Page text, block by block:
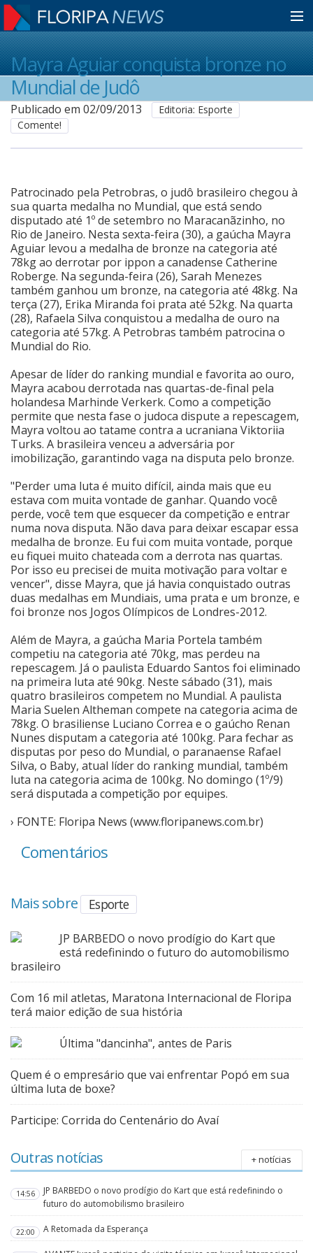
Home
Notícias
Colunistas
Classificados
Guia de Serviços
Anuncie
Cinema
Agenda Cultural
Anuncie
Mayra Aguiar conquista bronze no
Mundial de Judô
Publicado em 02/09/2013
Editoria: Esporte
Comente!
Patrocinado pela Petrobras, o judô brasileiro chegou à
sua quarta medalha no Mundial, que está sendo
disputado até 1º de setembro no Maracanãzinho, no
Rio de Janeiro. Nesta sexta-feira (30), a gaúcha Mayra
Aguiar levou a medalha de bronze na categoria até
78kg ao derrotar por ippon a canadense Catherine
Roberge. Na segunda-feira (26), Sarah Menezes
também ganhou um bronze, na categoria até 48kg. Na
terça (27), Erika Miranda foi prata até 52kg. Na quarta
(28), Rafaela Silva conquistou a medalha de ouro na
categoria até 57kg. A Petrobras também patrocina o
Mundial do Rio.
Apesar de líder do ranking mundial e favorita ao ouro,
Mayra acabou derrotada nas quartas-de-final pela
holandesa Marhinde Verkerk. Como a competição
permite que nesta fase o judoca dispute a repescagem,
Mayra voltou ao tatame contra a ucraniana Viktoriia
Turks. A brasileira venceu a adversária por
imobilização, garantindo vaga na disputa pelo bronze.
"Perder uma luta é muito difícil, ainda mais que eu
estava com muita vontade de ganhar. Quando você
perde, você tem que esquecer da competição e entrar
numa nova disputa. Não dava para deixar escapar essa
medalha de bronze. Eu fui com muita vontade, porque
eu fiquei muito chateada com a derrota nas quartas.
Por isso eu precisei de muita motivação para voltar e
vencer", disse Mayra, que já havia conquistado outras
duas medalhas em Mundiais, uma prata e um bronze, e
foi bronze nos Jogos Olímpicos de Londres-2012.
Além de Mayra, a gaúcha Maria Portela também
competiu na categoria até 70kg, mas perdeu na
repescagem. Já o paulista Eduardo Santos foi eliminado
na primeira luta até 90kg. Neste sábado (31), mais
quatro brasileiros competem no Mundial. A paulista
Maria Suelen Altheman compete na categoria acima de
78kg. O brasiliense Luciano Correa e o gaúcho Renan
Nunes disputam a categoria até 100kg. Para fechar as
disputas por peso do Mundial, o paranaense Rafael
Silva, o Baby, atual líder do ranking mundial, também
luta na categoria acima de 100kg. No domingo (1º/9)
será disputada a competição por equipes.
› FONTE: Floripa News (www.floripanews.com.br)
Comentários
Mais sobre Esporte
JP BARBEDO o novo prodígio do Kart que
está redefinindo o futuro do automobilismo
brasileiro
Com 16 mil atletas, Maratona Internacional de Floripa
terá maior edição de sua história
Última "dancinha", antes de Paris
Quem é o empresário que vai enfrentar Popó em sua
última luta de boxe?
Participe: Corrida do Centenário do Avaí
Outras notícias + notícias
14:56
JP BARBEDO o novo prodígio do Kart que está redefinindo o
futuro do automobilismo brasileiro
22:00 A Retomada da Esperança